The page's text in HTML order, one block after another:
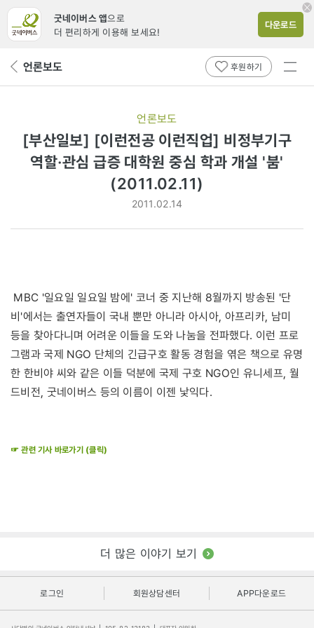
굿네이버스 앱으로
더 편리하게 이용해 보세요!
다운로드
뒤 언론보도 후원하기
전체
언론보도
[부산일보] [이런전공 이런직업] 비정부기구
역할·관심 급증 대학원 중심 학과 개설 '붐'
(2011.02.11)
2011.02.14
MBC '일요일 일요일 밤에' 코너 중 지난해 8월까지 방송된 '단
비'에서는 출연자들이 국내 뿐만 아니라 아시아, 아프리카, 남미
등을 찾아다니며 어려운 이들을 도와 나눔을 전파했다. 이런 프로
그램과 국제 NGO 단체의 긴급구호 활동 경험을 엮은 책으로 유명
한 한비야 씨와 같은 이들 덕분에 국제 구호 NGO인 유니세프, 월
드비전, 굿네이버스 등의 이름이 이젠 낯익다.
☞ 관련 기사 바로가기 (클릭)
더 많은 이야기 보기
로그인 회원상담센터 APP다운로드